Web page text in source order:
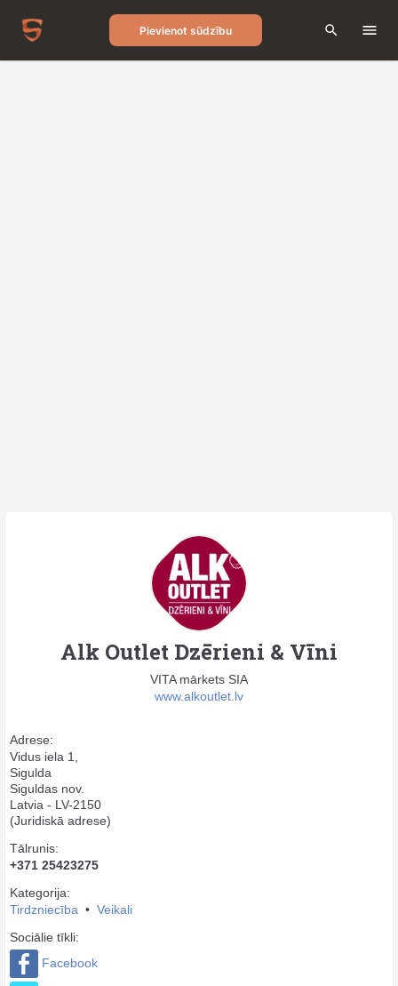
Pievienot sūdzību
Alk Outlet Dzērieni & Vīni
VITA mārkets SIA
www.alkoutlet.lv
Adrese:
Vidus iela 1,
Sigulda
Siguldas nov.
Latvia - LV-2150
(Juridiskā adrese)
Tālrunis:
+371 25423275
Kategorija:
Tirdzniecība • Veikali
Sociālie tīkli:
Facebook